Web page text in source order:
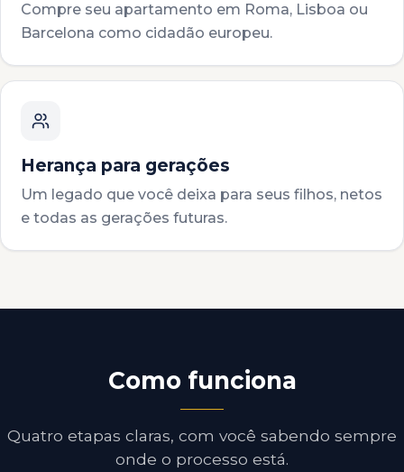
Compre seu apartamento em Roma, Lisboa ou
Barcelona como cidadão europeu.
Herança para gerações
Um legado que você deixa para seus filhos, netos
e todas as gerações futuras.
Como funciona
Quatro etapas claras, com você sabendo sempre
onde o processo está.